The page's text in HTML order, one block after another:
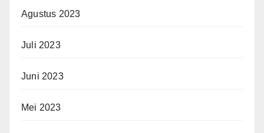
Agustus 2023
Juli 2023
Juni 2023
Mei 2023